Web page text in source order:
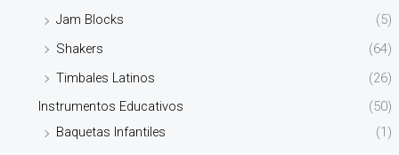
Jam Blocks
(5)
Shakers
(64)
Timbales Latinos
(26)
Instrumentos Educativos
(50)
Baquetas Infantiles
(1)